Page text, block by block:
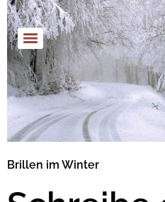
Brillen im Winter